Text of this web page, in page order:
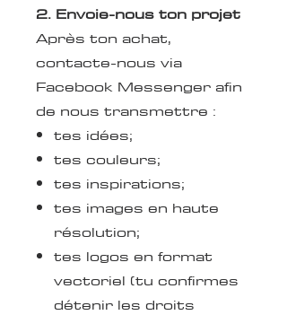
2. Envoie-nous ton projet
Après ton achat,
contacte-nous via
Facebook Messenger afin
de nous transmettre :
tes idées;
tes couleurs;
tes inspirations;
tes images en haute
résolution;
tes logos en format
vectoriel (tu confirmes
détenir les droits